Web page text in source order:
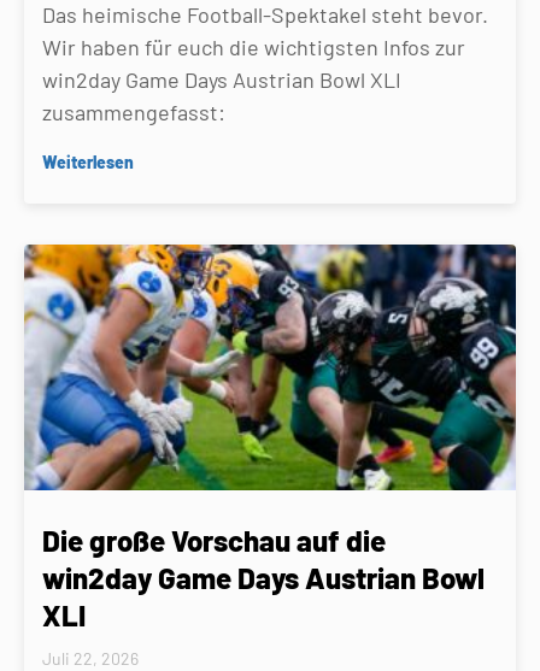
Das heimische Football-Spektakel steht bevor.
Wir haben für euch die wichtigsten Infos zur
win2day Game Days Austrian Bowl XLI
zusammengefasst:
Weiterlesen
Die große Vorschau auf die
win2day Game Days Austrian Bowl
XLI
Juli 22, 2026